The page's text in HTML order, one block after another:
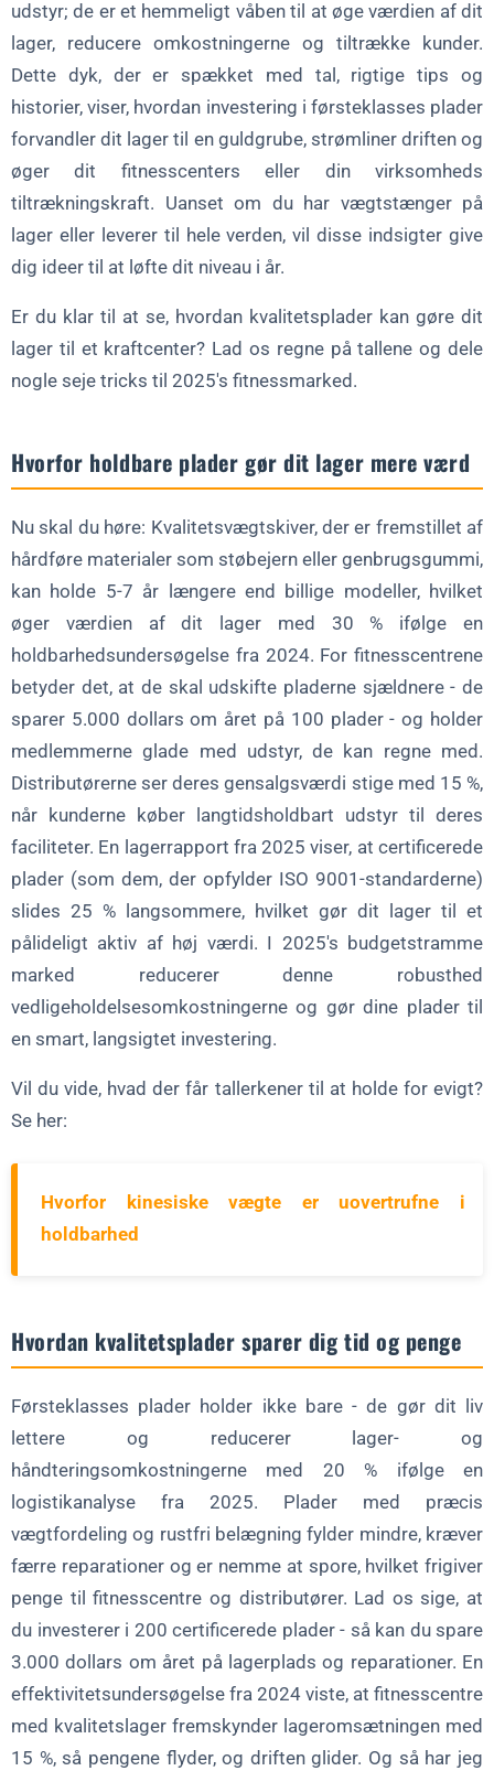
udstyr; de er et hemmeligt våben til at øge værdien af dit
lager, reducere omkostningerne og tiltrække kunder.
Dette dyk, der er spækket med tal, rigtige tips og
historier, viser, hvordan investering i førsteklasses plader
forvandler dit lager til en guldgrube, strømliner driften og
øger dit fitnesscenters eller din virksomheds
tiltrækningskraft. Uanset om du har vægtstænger på
lager eller leverer til hele verden, vil disse indsigter give
dig ideer til at løfte dit niveau i år.
Er du klar til at se, hvordan kvalitetsplader kan gøre dit
lager til et kraftcenter? Lad os regne på tallene og dele
nogle seje tricks til 2025's fitnessmarked.
Hvorfor holdbare plader gør dit lager mere værd
Nu skal du høre: Kvalitetsvægtskiver, der er fremstillet af
hårdføre materialer som støbejern eller genbrugsgummi,
kan holde 5-7 år længere end billige modeller, hvilket
øger værdien af dit lager med 30 % ifølge en
holdbarhedsundersøgelse fra 2024. For fitnesscentrene
betyder det, at de skal udskifte pladerne sjældnere - de
sparer 5.000 dollars om året på 100 plader - og holder
medlemmerne glade med udstyr, de kan regne med.
Distributørerne ser deres gensalgsværdi stige med 15 %,
når kunderne køber langtidsholdbart udstyr til deres
faciliteter. En lagerrapport fra 2025 viser, at certificerede
plader (som dem, der opfylder ISO 9001-standarderne)
slides 25 % langsommere, hvilket gør dit lager til et
pålideligt aktiv af høj værdi. I 2025's budgetstramme
marked reducerer denne robusthed
vedligeholdelsesomkostningerne og gør dine plader til
en smart, langsigtet investering.
Vil du vide, hvad der får tallerkener til at holde for evigt?
Se her:
Hvorfor kinesiske vægte er uovertrufne i
holdbarhed
Hvordan kvalitetsplader sparer dig tid og penge
Førsteklasses plader holder ikke bare - de gør dit liv
lettere og reducerer lager- og
håndteringsomkostningerne med 20 % ifølge en
logistikanalyse fra 2025. Plader med præcis
vægtfordeling og rustfri belægning fylder mindre, kræver
færre reparationer og er nemme at spore, hvilket frigiver
penge til fitnesscentre og distributører. Lad os sige, at
du investerer i 200 certificerede plader - så kan du spare
3.000 dollars om året på lagerplads og reparationer. En
effektivitetsundersøgelse fra 2024 viste, at fitnesscentre
med kvalitetslager fremskynder lageromsætningen med
15 %, så pengene flyder, og driften glider. Og så har jeg